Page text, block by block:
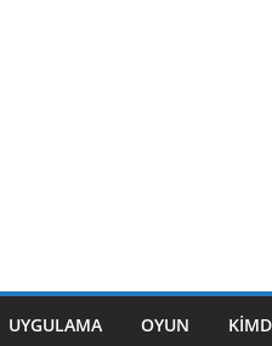
UYGULAMA OYUN